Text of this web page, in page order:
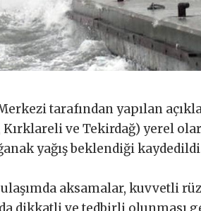
tarafından yapılan
ve Tekirdağ) yerel
yağış beklendiği
ulaşımda aksamalar, kuvvetli